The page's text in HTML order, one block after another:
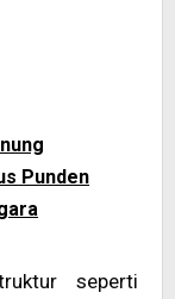
Punden
seperti